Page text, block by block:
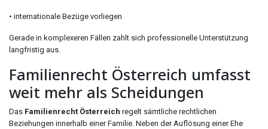
• internationale Bezüge vorliegen
Gerade in komplexeren Fällen zahlt sich professionelle Unterstützung
langfristig aus.
Familienrecht Österreich umfasst
weit mehr als Scheidungen
Das Familienrecht Österreich regelt sämtliche rechtlichen
Beziehungen innerhalb einer Familie. Neben der Auflösung einer Ehe